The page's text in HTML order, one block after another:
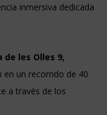
inmersiva dedicada
de les Olles 9,
en un recorrido de 40
a través de los